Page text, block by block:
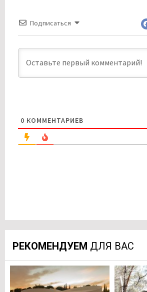
Подписаться
0 КОММЕНТАРИЕВ
РЕКОМЕНДУЕМ ДЛЯ ВАС